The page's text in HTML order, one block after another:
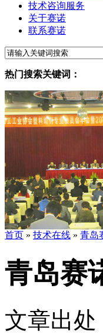
技术咨询服务
关于赛诺
联系赛诺
热门搜索关键词：
首页 » 技术在线 » 青岛
青岛赛
文章出处